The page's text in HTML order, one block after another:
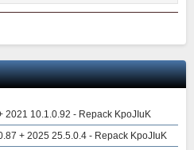
2021 10.1.0.92 - Repack KpoJIuK
+ 2025 25.5.0.4 - Repack KpoJIuK